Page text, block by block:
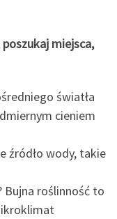
miejsca,
światła
cieniem
źródło wody, takie
Bujna roślinność to